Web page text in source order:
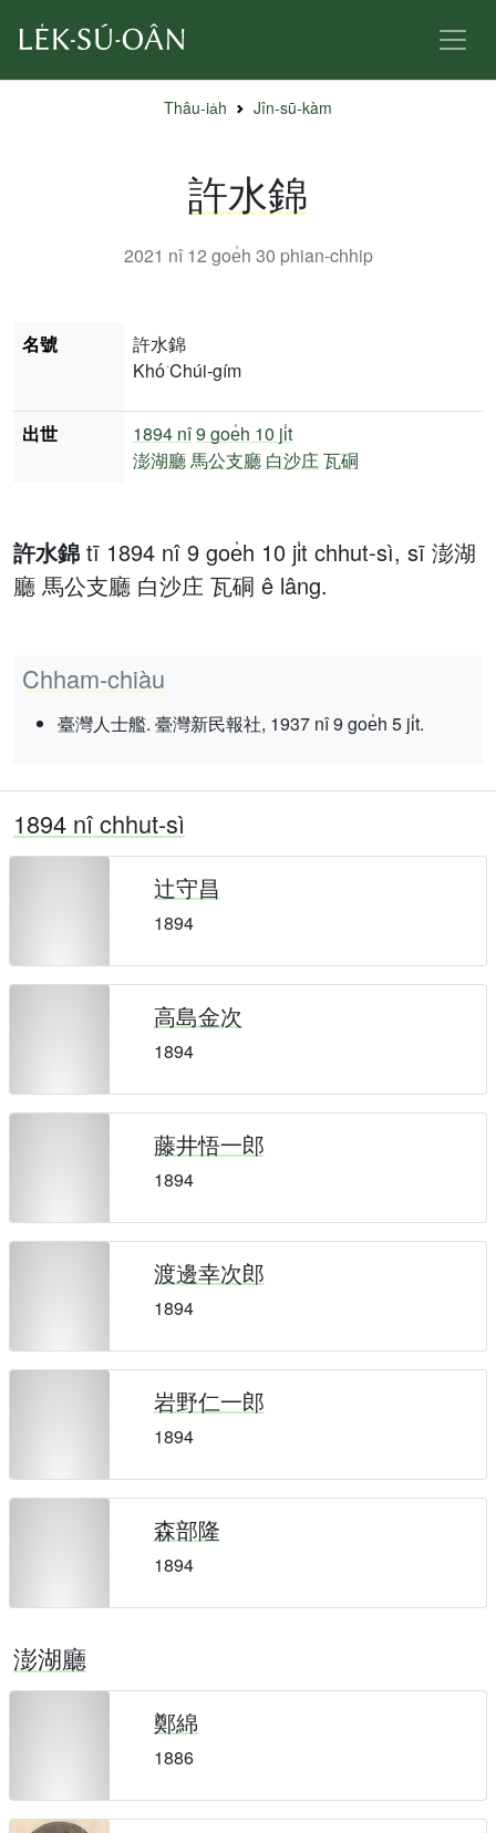
Thâu-ia̍h Jîn-sū-kàm
許水錦
2021 nî 12 goe̍h 30 phian-chhip
許水錦 tī 1894 nî 9 goe̍h 10 ji̍t chhut-sì, sī 澎湖
廳 馬公支廳 白沙庄 瓦硐 ê lâng.
Chham-chiàu
臺灣人士艦. 臺灣新民報社, 1937 nî 9 goe̍h 5 ji̍t.
名號
許水錦
Khó͘ Chúi-gím
出世 1894 nî9 goe̍h 10 ji̍t
澎湖廳馬公支廳 白沙庄瓦硐
1894 nî chhut-sì
辻守昌
1894
高島金次
1894
藤井悟一郎
1894
渡邊幸次郎
1894
岩野仁一郎
1894
森部隆
1894
澎湖廳
鄭綿
1886